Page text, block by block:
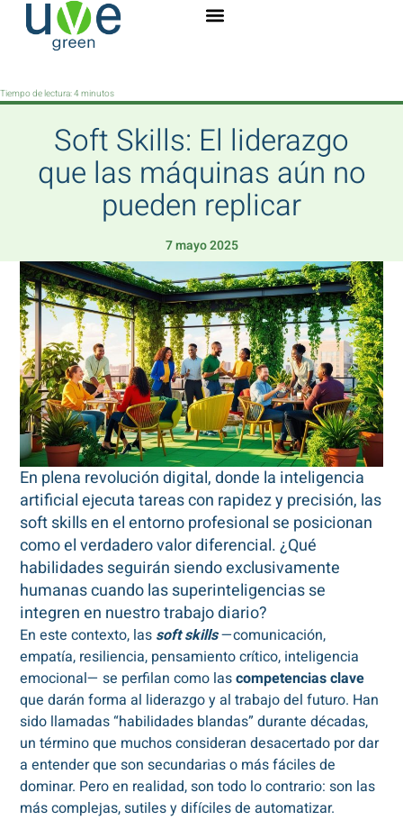
Tiempo de lectura:4 minutos
Soft Skills: El liderazgo
que las máquinas aún no
pueden replicar
7 mayo 2025
En plena revolución digital, donde la inteligencia
artificial ejecuta tareas con rapidez y precisión, las
soft skills en el entorno profesional se posicionan
como el verdadero valor diferencial. ¿Qué
habilidades seguirán siendo exclusivamente
humanas cuando las superinteligencias se
integren en nuestro trabajo diario?
En este contexto, las soft skills—comunicación,
empatía, resiliencia, pensamiento crítico, inteligencia
emocional— se perfilan como lascompetencias clave
que darán forma al liderazgo y al trabajo del futuro. Han
sido llamadas “habilidades blandas” durante décadas,
un término que muchos consideran desacertado por dar
a entender que son secundarias o más fáciles de
dominar. Pero en realidad, son todo lo contrario: son las
más complejas, sutiles y difíciles de automatizar.